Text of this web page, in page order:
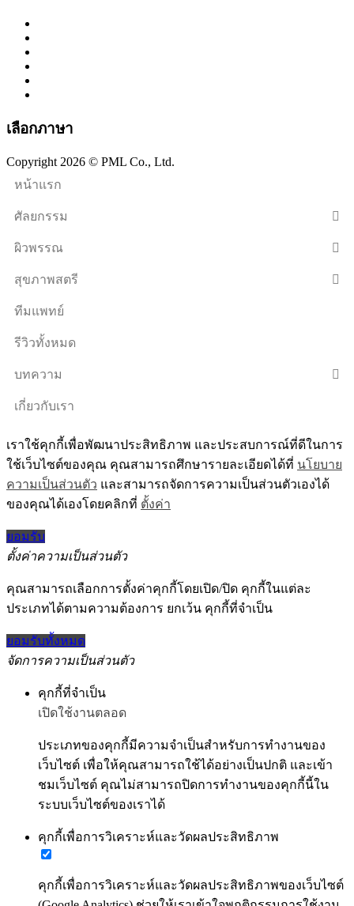
เลือกภาษา
Copyright 2026 © PML Co., Ltd.
หน้าแรก
ศัลยกรรม
ผิวพรรณ
สุขภาพสตรี
ทีมแพทย์
รีวิวทั้งหมด
บทความ
เกี่ยวกับเรา
เราใช้คุกกี้เพื่อพัฒนาประสิทธิภาพ และประสบการณ์ที่ดีในการ
ใช้เว็บไซต์ของคุณ คุณสามารถศึกษารายละเอียดได้ที่ นโยบาย
ความเป็นส่วนตัว และสามารถจัดการความเป็นส่วนตัวเองได้
ของคุณได้เองโดยคลิกที่ ตั้งค่า
ยอมรับ
ตั้งค่าความเป็นส่วนตัว
คุณสามารถเลือกการตั้งค่าคุกกี้โดยเปิด/ปิด คุกกี้ในแต่ละ
ประเภทได้ตามความต้องการ ยกเว้น คุกกี้ที่จำเป็น
ยอมรับทั้งหมด
จัดการความเป็นส่วนตัว
คุกกี้ที่จำเป็น
เปิดใช้งานตลอด
ประเภทของคุกกี้มีความจำเป็นสำหรับการทำงานของ
เว็บไซต์ เพื่อให้คุณสามารถใช้ได้อย่างเป็นปกติ และเข้า
ชมเว็บไซต์ คุณไม่สามารถปิดการทำงานของคุกกี้นี้ใน
ระบบเว็บไซต์ของเราได้
คุกกี้เพื่อการวิเคราะห์และวัดผลประสิทธิภาพ
คุกกี้เพื่อการวิเคราะห์และวัดผลประสิทธิภาพของเว็บไซต์